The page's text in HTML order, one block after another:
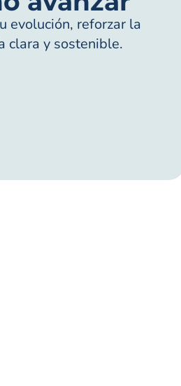
evolución, reforzar la
clara y sostenible.